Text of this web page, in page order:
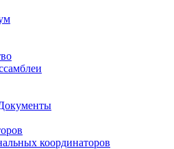
координаторов